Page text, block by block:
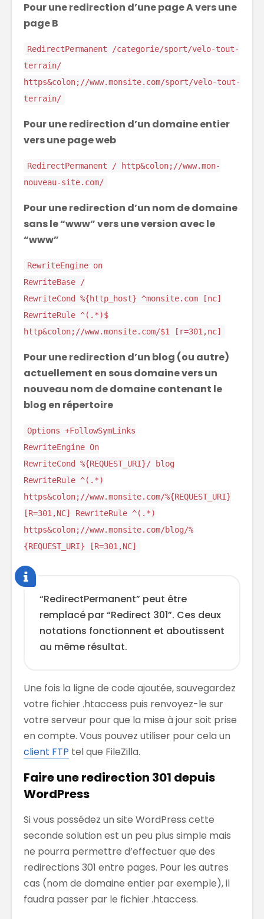
Pour une redirection d’une page A vers une
page B
RedirectPermanent /categorie/sport/velo-tout-
terrain/
https&colon;//www.monsite.com/sport/velo-tout-
terrain/
Pour une redirection d’un domaine entier
vers une page web
RedirectPermanent / http&colon;//www.mon-
nouveau-site.com/
Pour une redirection d’un nom de domaine
sans le “www” vers une version avec le
“www”
RewriteEngine on
RewriteBase /
RewriteCond %{http_host} ^monsite.com [nc]
RewriteRule ^(.*)$
http&colon;//www.monsite.com/$1 [r=301,nc]
Pour une redirection d’un blog (ou autre)
actuellement en sous domaine vers un
nouveau nom de domaine contenant le
blog en répertoire
Options +FollowSymLinks
RewriteEngine On
RewriteCond %{REQUEST_URI}/ blog
RewriteRule ^(.*)
https&colon;//www.monsite.com/%{REQUEST_URI}
[R=301,NC] RewriteRule ^(.*)
https&colon;//www.monsite.com/blog/%
{REQUEST_URI} [R=301,NC]
“RedirectPermanent” peut être
remplacé par “Redirect 301”. Ces deux
notations fonctionnent et aboutissent
au même résultat.
Une fois la ligne de code ajoutée, sauvegardez
votre fichier .htaccess puis renvoyez-le sur
votre serveur pour que la mise à jour soit prise
en compte. Vous pouvez utiliser pour cela un
client FTP tel que FileZilla.
Faire une redirection 301 depuis
WordPress
Si vous possédez un site WordPress cette
seconde solution est un peu plus simple mais
ne pourra permettre d’effectuer que des
redirections 301 entre pages. Pour les autres
cas (nom de domaine entier par exemple), il
faudra passer par le fichier .htaccess.